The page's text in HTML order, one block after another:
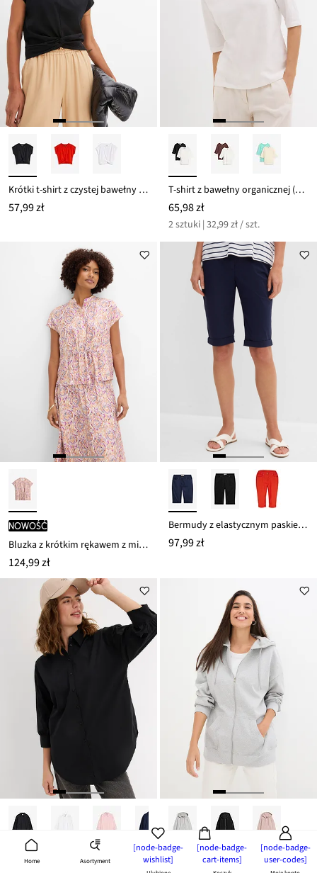
Home Asortyment
[node-badge-
wishlist]
[node-badge-
cart-items]
[node-badge-
user-codes]
Krótki t-shirt z czystej bawełny organicznej
57,99 zł
T-shirt z bawełny organicznej (2 sztuki)
65,98 zł
2 sztuki | 32,99 zł / szt.
nowość
Bluzka z krótkim rękawem z mieszanki wiskozy
124,99 zł
Bermudy z elastycznym paskiem, z mieszanki bawełny
97,99 zł
Koszula oversize z bawełny, rękawy 3/4 Bluza rozpinana z kapturem